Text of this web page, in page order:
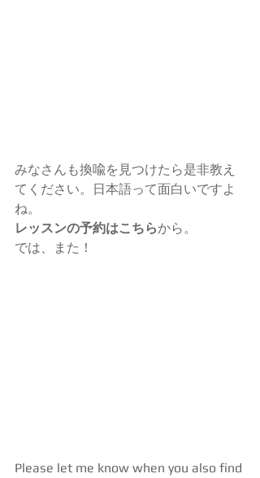
みなさんも換喩を見つけたら是非教え
てください。日本語って面白いですよ
ね。
レッスンの予約はこちらから。
では、また！
Please let me know when you also find